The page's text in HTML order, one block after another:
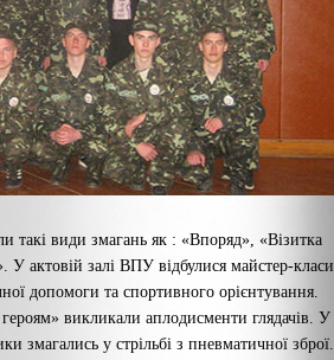
такі види змагань як : «Впоряд», «Візитка
актовій залі ВПУ відбулися майстер-класи
допомоги та спортивного орієнтування.
викликали аплодисменти глядачів. У
змагались у стрільбі з пневматичної зброї.